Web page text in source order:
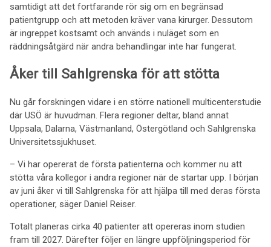
samtidigt att det fortfarande rör sig om en begränsad
patientgrupp och att metoden kräver vana kirurger. Dessutom
är ingreppet kostsamt och används i nuläget som en
räddningsåtgärd när andra behandlingar inte har fungerat.
Åker till Sahlgrenska för att stötta
Nu går forskningen vidare i en större nationell multicenterstudie
där USÖ är huvudman. Flera regioner deltar, bland annat
Uppsala, Dalarna, Västmanland, Östergötland och Sahlgrenska
Universitetssjukhuset.
– Vi har opererat de första patienterna och kommer nu att
stötta våra kollegor i andra regioner när de startar upp. I början
av juni åker vi till Sahlgrenska för att hjälpa till med deras första
operationer, säger Daniel Reiser.
Totalt planeras cirka 40 patienter att opereras inom studien
fram till 2027. Därefter följer en längre uppföljningsperiod för